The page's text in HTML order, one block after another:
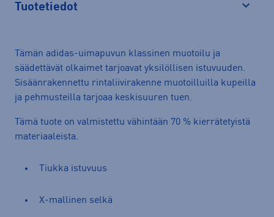
Tuotetiedot
Tämän adidas-uimapuvun klassinen muotoilu ja
säädettävät olkaimet tarjoavat yksilöllisen istuvuuden.
Sisäänrakennettu rintaliivirakenne muotoilluilla kupeilla
ja pehmusteilla tarjoaa keskisuuren tuen.
Tämä tuote on valmistettu vähintään 70 % kierrätetyistä
materiaaleista.
Tiukka istuvuus
X-mallinen selkä